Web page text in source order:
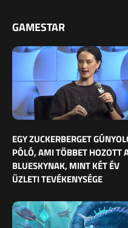
GAMESTAR
EGY ZUCKERBERGET
PÓLÓ, AMI TÖBBET HOZOTT
BLUESKYNAK, MINT KÉT ÉV
ÜZLETI TEVÉKENYSÉGE